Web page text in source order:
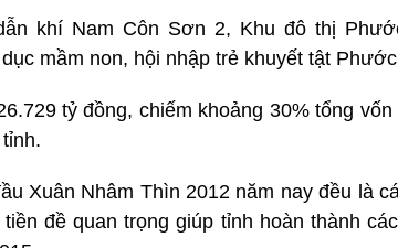
khí Nam Côn Sơn 2, Khu đô thị
mầm non, hội nhập trẻ khuyết tật
tỷ đồng, chiếm khoảng 30% tổng
Xuân Nhâm Thìn 2012 năm nay đều là
đề quan trọng giúp tỉnh hoàn thành